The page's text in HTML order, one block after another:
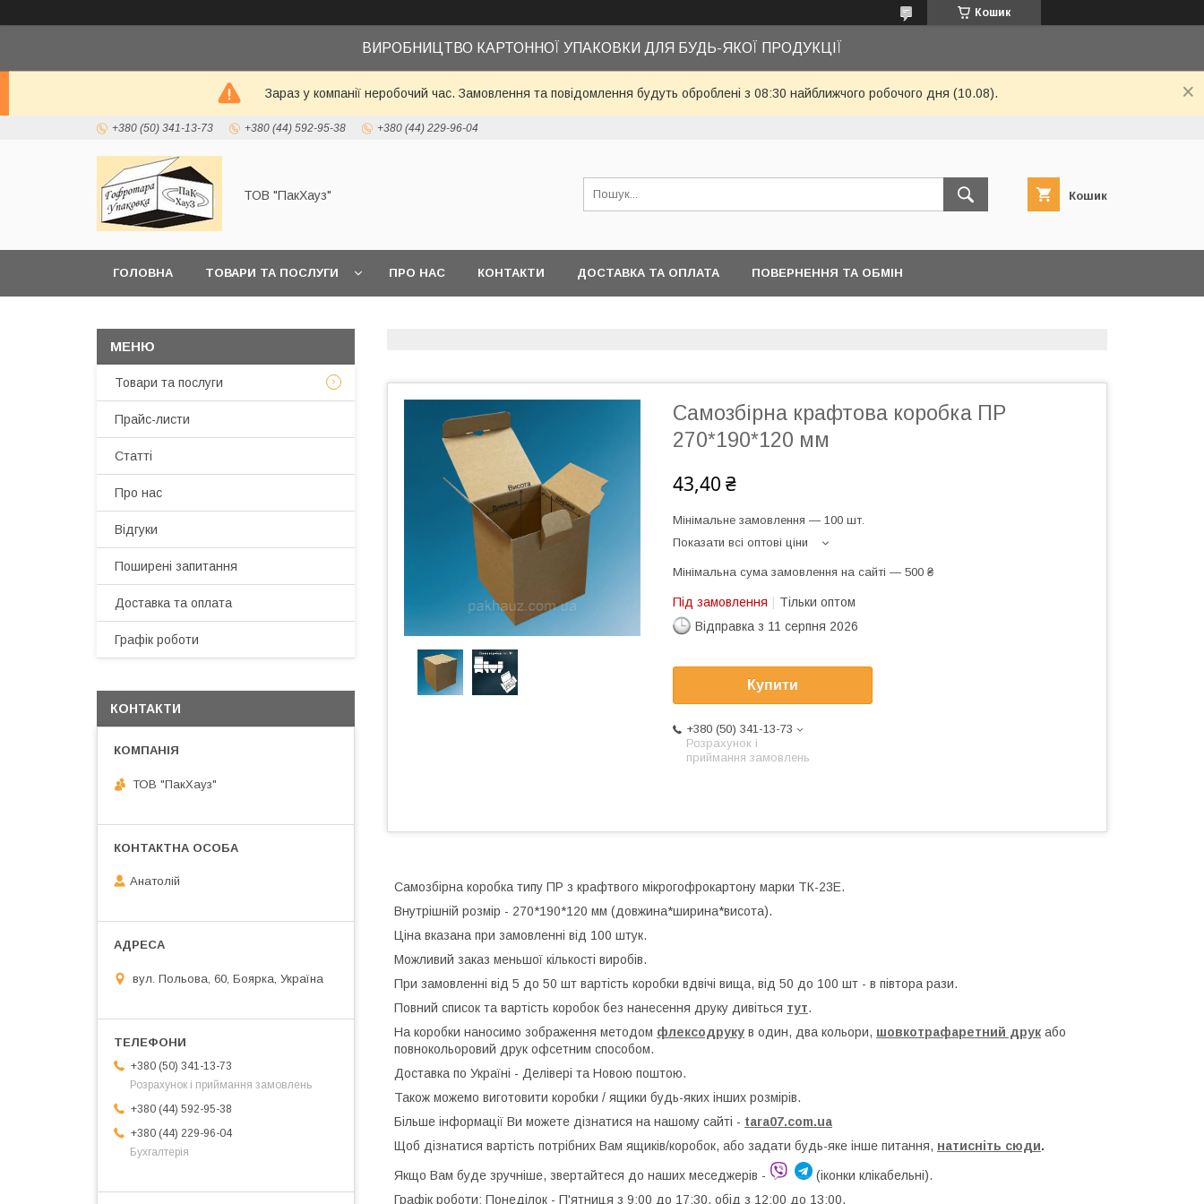
Кошик
ВИРОБНИЦТВО КАРТОННОЇ УПАКОВКИ ДЛЯ БУДЬ-ЯКОЇ ПРОДУКЦІЇ
Зараз у компанії неробочий час. Замовлення та повідомлення будуть оброблені з 08:30 найближчого робочого дня (10.08).
+380 (50) 341-13-73 +380 (44) 592-95-38 +380 (44) 229-96-04
ТОВ "ПакХауз" Кошик
ГОЛОВНА ТОВАРИ ТА ПОСЛУГИ ПРО НАС КОНТАКТИ ДОСТАВКА ТА ОПЛАТА ПОВЕРНЕННЯ ТА ОБМІН
Самозбірна крафтова коробка ПР
270*190*120 мм
43,40 ₴
Мінімальне замовлення — 100 шт.
Показати всі оптові ціни
Мінімальна сума замовлення на сайті — 500 ₴
Під замовлення
Тільки оптом
Відправка з 11 серпня 2026
Купити
+380 (50) 341-13-73
Розрахунок і
приймання замовлень
Самозбірна коробка типу ПР з крафтвого мікрогофрокартону марки ТК-23Е.
Внутрішній розмір - 270*190*120 мм (довжина*ширина*висота).
Ціна вказана при замовленні від 100 штук.
Можливий заказ меньшої кількості виробів.
При замовленні від 5 до 50 шт вартість коробки вдвічі вища, від 50 до 100 шт - в півтора рази.
Повний список та вартість коробок без нанесення друку дивіться тут.
На коробки наносимо зображення методом флексодруку в один, два кольори, шовкотрафаретний друк або
повнокольоровий друк офсетним способом.
Доставка по Україні - Делівері та Новою поштою.
Також можемо виготовити коробки / ящики будь-яких інших розмірів.
Більше інформації Ви можете дізнатися на нашому сайті - tara07.com.ua
Щоб дізнатися вартість потрібних Вам ящиків/коробок, або задати будь-яке інше питання, натисніть сюди.
Якщо Вам буде зручніше, звертайтеся до наших меседжерів -
(іконки клікабельні).
Графік роботи: Понеділок - П'ятниця з 9:00 до 17:30, обід з 12:00 до 13:00.
Товари та послуги
Прайс-листи
Статті
Про нас
Відгуки
Поширені запитання
Доставка та оплата
Графік роботи
КОНТАКТИ
ТОВ "ПакХауз"
Анатолій
вул. Польова, 60, Боярка, Україна
+380 (50) 341-13-73
Розрахунок і приймання замовлень
+380 (44) 592-95-38
+380 (44) 229-96-04
Бухгалтерія